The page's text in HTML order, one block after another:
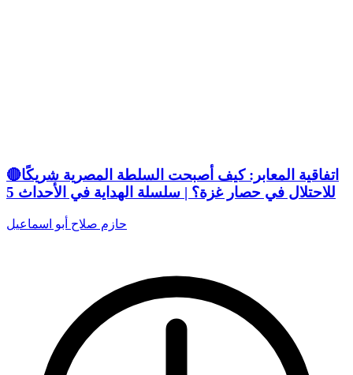
🔴اتفاقية المعابر: كيف أصبحت السلطة المصرية شريكًا
للاحتلال في حصار غزة؟ | سلسلة الهداية في الأحداث 5
حازم صلاح أبو اسماعيل